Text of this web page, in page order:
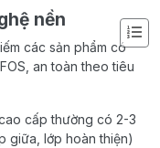
nền
các sản phẩm có
an toàn theo tiêu
cấp thường có 2-3
giữa, lớp hoàn thiện)